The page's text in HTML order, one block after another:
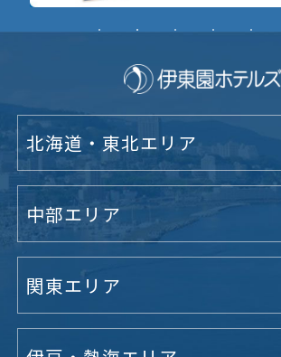
北海道・東北エリア
中部エリア
関東エリア